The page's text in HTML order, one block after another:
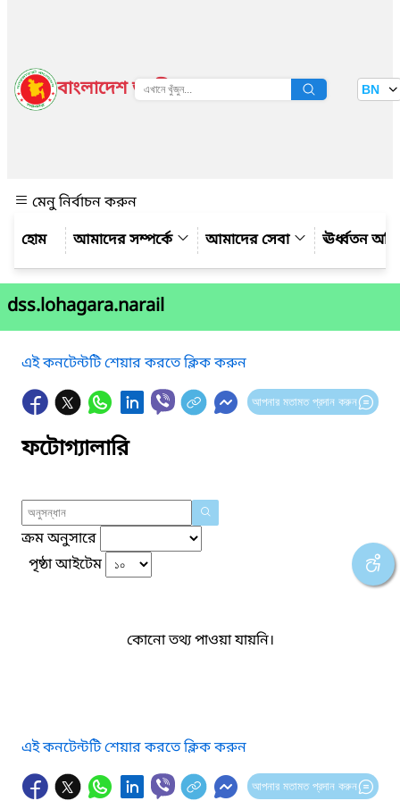
বাংলাদেশ জাতীয় তথ্য বাতায়ন BN
মেনু নির্বাচন করুন
আমাদের সম্পর্কে
আমাদের সেবা ঊর্ধ্বতন
dss.lohagara.narail
এই কনটেন্টটি শেয়ার করতে ক্লিক করুন
আপনার মতামত প্রদান করুন
ফটোগ্যালারি
ক্রম অনুসারে
পৃষ্ঠা আইটেম
কোনো তথ্য পাওয়া যায়নি।
এই কনটেন্টটি শেয়ার করতে ক্লিক করুন
আপনার মতামত প্রদান করুন